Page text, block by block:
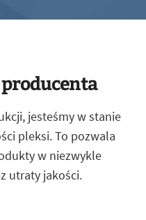
jesteśmy w stanie
pleksi. To pozwala
w niezwykle
utraty jakości.